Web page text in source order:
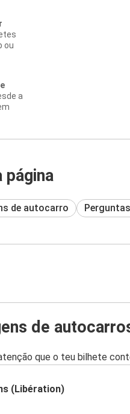
ou
a
página
de autocarro
de
que o teu bilhete
(Libération)